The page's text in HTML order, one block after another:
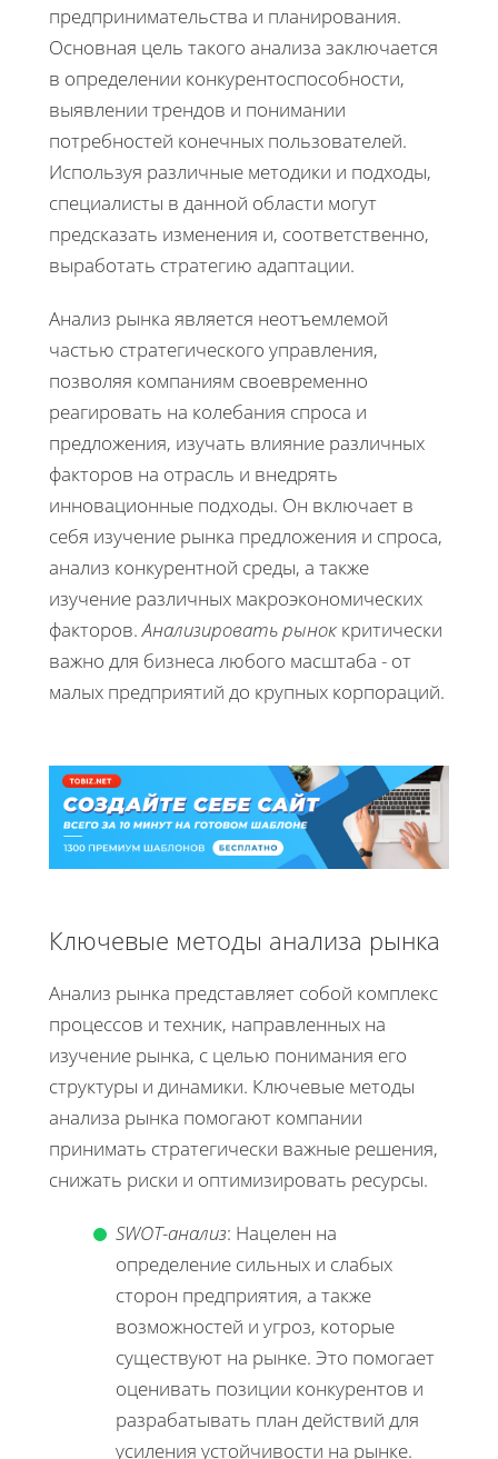
предпринимательства и планирования.
Основная цель такого анализа заключается
в определении конкурентоспособности,
выявлении трендов и понимании
потребностей конечных пользователей.
Используя различные методики и подходы,
специалисты в данной области могут
предсказать изменения и, соответственно,
выработать стратегию адаптации.
Анализ рынка является неотъемлемой
частью стратегического управления,
позволяя компаниям своевременно
реагировать на колебания спроса и
предложения, изучать влияние различных
факторов на отрасль и внедрять
инновационные подходы. Он включает в
себя изучение рынка предложения и спроса,
анализ конкурентной среды, а также
изучение различных макроэкономических
факторов.Анализировать рынок критически
важно для бизнеса любого масштаба - от
малых предприятий до крупных корпораций.
Ключевые методы анализа рынка
Анализ рынка представляет собой комплекс
процессов и техник, направленных на
изучение рынка, с целью понимания его
структуры и динамики. Ключевые методы
анализа рынка помогают компании
принимать стратегически важные решения,
снижать риски и оптимизировать ресурсы.
SWOT-анализ: Нацелен на
определение сильных и слабых
сторон предприятия, а также
возможностей и угроз, которые
существуют на рынке. Это помогает
оценивать позиции конкурентов и
разрабатывать план действий для
усиления устойчивости на рынке.